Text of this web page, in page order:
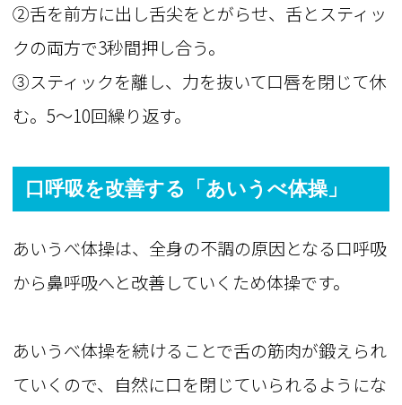
②舌を前方に出し舌尖をとがらせ、舌とスティッ
クの両方で3秒間押し合う。
③スティックを離し、力を抜いて口唇を閉じて休
む。5～10回繰り返す。
口呼吸を改善する「あいうべ体操」
あいうべ体操は、全身の不調の原因となる口呼吸
から鼻呼吸へと改善していくため体操です。
あいうべ体操を続けることで舌の筋肉が鍛えられ
ていくので、自然に口を閉じていられるようにな